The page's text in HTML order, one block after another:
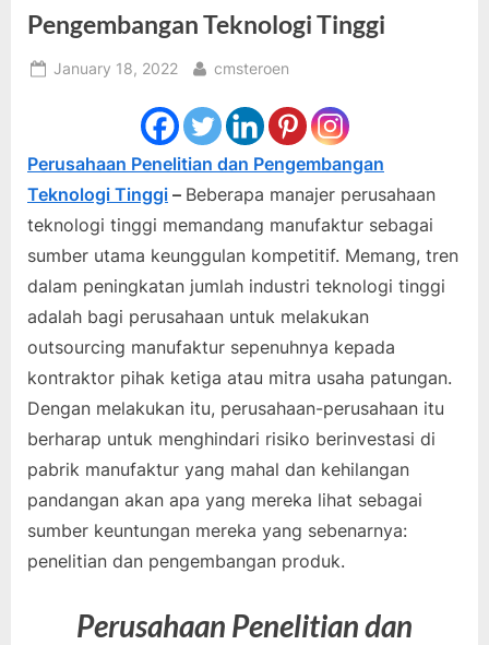
Pengembangan Teknologi Tinggi
Posted
January 18, 2022 By
cmsteroen
Perusahaan Penelitian dan Pengembangan
Teknologi Tinggi – Beberapa manajer perusahaan
teknologi tinggi memandang manufaktur sebagai
sumber utama keunggulan kompetitif. Memang, tren
dalam peningkatan jumlah industri teknologi tinggi
adalah bagi perusahaan untuk melakukan
outsourcing manufaktur sepenuhnya kepada
kontraktor pihak ketiga atau mitra usaha patungan.
Dengan melakukan itu, perusahaan-perusahaan itu
berharap untuk menghindari risiko berinvestasi di
pabrik manufaktur yang mahal dan kehilangan
pandangan akan apa yang mereka lihat sebagai
sumber keuntungan mereka yang sebenarnya:
penelitian dan pengembangan produk.
Perusahaan Penelitian dan